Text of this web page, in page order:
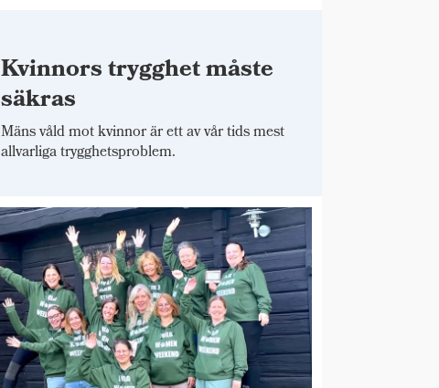
Kvinnors trygghet måste
säkras
Mäns våld mot kvinnor är ett av vår tids mest
allvarliga trygghetsproblem.